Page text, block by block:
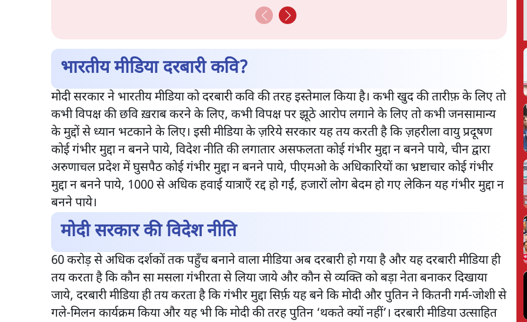
भारतीय मीडिया दरबारी कवि?
मोदी सरकार ने भारतीय मीडिया को दरबारी कवि की तरह इस्तेमाल किया है। कभी खुद की तारीफ़ के लिए तो
कभी विपक्ष की छवि ख़राब करने के लिए, कभी विपक्ष पर झूठे आरोप लगाने के लिए तो कभी जनसामान्य
के मुद्दों से ध्यान भटकाने के लिए। इसी मीडिया के ज़रिये सरकार यह तय करती है कि ज़हरीला वायु प्रदूषण
कोई गंभीर मुद्दा न बनने पाये, विदेश नीति की लगातार असफलता कोई गंभीर मुद्दा न बनने पाये, चीन द्वारा
अरुणाचल प्रदेश में घुसपैठ कोई गंभीर मुद्दा न बनने पाये, पीएमओ के अधिकारियों का भ्रष्टाचार कोई गंभीर
मुद्दा न बनने पाये, 1000 से अधिक हवाई यात्राएँ रद्द हो गईं, हजारों लोग बेदम हो गए लेकिन यह गंभीर मुद्दा न
बनने पाये।
मोदी सरकार की विदेश नीति
60 करोड़ से अधिक दर्शकों तक पहुँच बनाने वाला मीडिया अब दरबारी हो गया है और यह दरबारी मीडिया ही
तय करता है कि कौन सा मसला गंभीरता से लिया जाये और कौन से व्यक्ति को बड़ा नेता बनाकर दिखाया
जाये, दरबारी मीडिया ही तय करता है कि गंभीर मुद्दा सिर्फ़ यह बने कि मोदी और पुतिन ने कितनी गर्म-जोशी से
गले-मिलन कार्यक्रम किया और यह भी कि मोदी की तरह पुतिन ‘थकते क्यों नहीं’। दरबारी मीडिया उत्साहित